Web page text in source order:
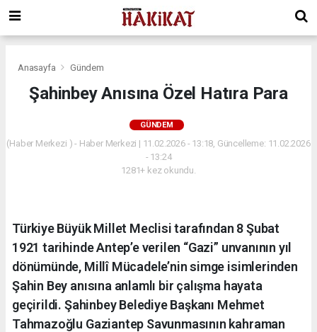
Anasayfa Gündem
Şahinbey Anısına Özel Hatıra Para
GÜNDEM
(Haber Merkezi ) - Haber Merkezi | 11.02.2026 - 13:18, Güncelleme: 11.02.2026
- 13:24
1281+ kez okundu.
Türkiye Büyük Millet Meclisi tarafından 8 Şubat
1921 tarihinde Antep’e verilen “Gazi” unvanının yıl
dönümünde, Millî Mücadele’nin simge isimlerinden
Şahin Bey anısına anlamlı bir çalışma hayata
geçirildi. Şahinbey Belediye Başkanı Mehmet
Tahmazoğlu Gaziantep Savunmasının kahraman